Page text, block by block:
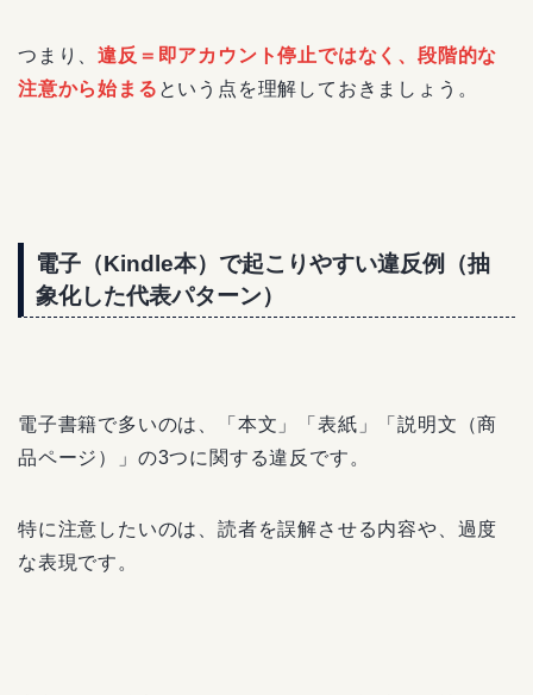
つまり、違反＝即アカウント停止ではなく、段階的な
注意から始まる という点を理解しておきましょう。
電子（Kindle本）で起こりやすい違反例（抽
象化した代表パターン）
電子書籍で多いのは、「本文」「表紙」「説明文（商
品ページ）」の3つに関する違反です。
特に注意したいのは、読者を誤解させる内容や、過度
な表現です。